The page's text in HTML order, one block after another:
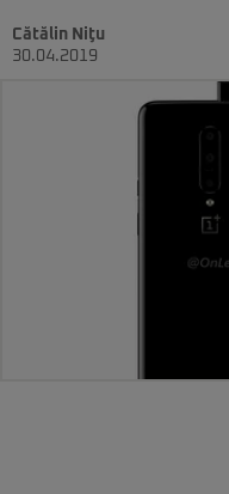
Cătălin Niţu
30.04.2019